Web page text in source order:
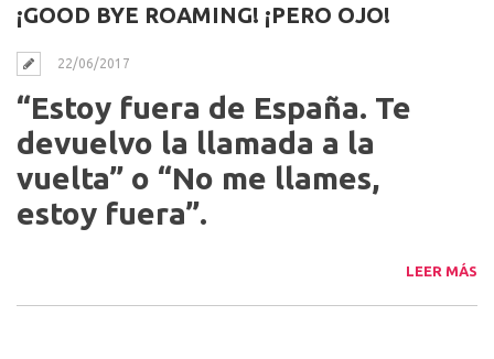
¡GOOD BYE ROAMING! ¡PERO OJO!
22/06/2017
“Estoy fuera de España. Te
devuelvo la llamada a la
vuelta” o “No me llames,
estoy fuera”.
LEER MÁS